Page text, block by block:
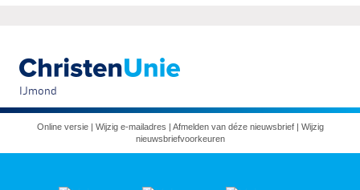
IJmond
Online versie| Wijzig e-mailadres | Afmelden van déze nieuwsbrief| Wijzig
nieuwsbriefvoorkeuren